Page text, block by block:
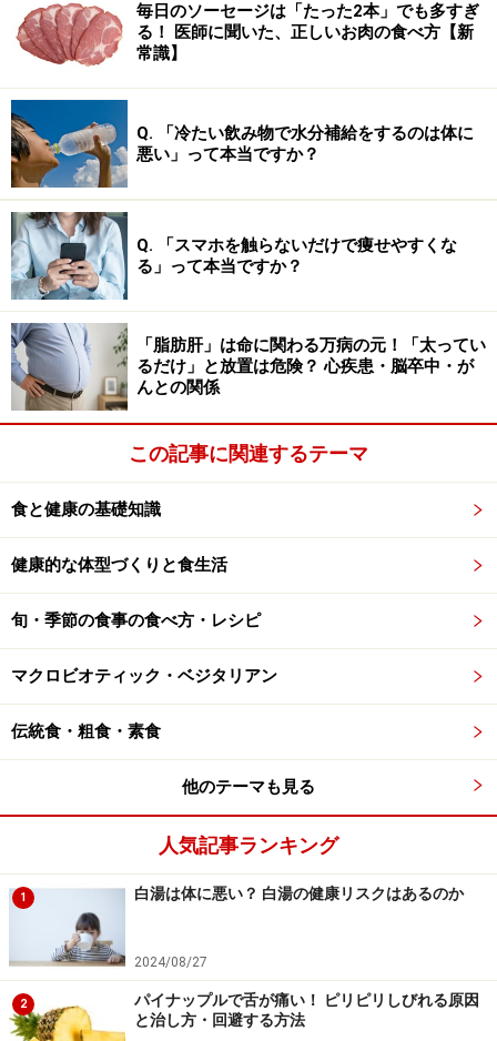
ダミド」という物質が含まれていることを報告しました
（Nature 382：677–678, 1996）。
ある物質です。大麻成分のTHCは、脳に分布するカンナ
ビノイド受容体に作用することによって、精神作用を示
すのですが、「外来性のTHCに対して受容体が私たちの
体内に用意されているのはおかしい。もしかしたら、
THCのような作用を示す物質がもともと私たちの体内に
存在しているのではないか」と考えた研究者たちが探し
求めた結果、脳内に「アナンダミド」が見つかったので
す。体内に豊富に存在するアラキドン酸という脂肪酸に
エタノールアミンが結合した化合物で、サンスクリット
語（梵語）で「歓喜」を意味する「アーナンダ」に「ア
ミド」を合わせて、「アナンダミド」と名付けられまし
た。
大麻のTHCと同じように脳のカンナビノイド受容体に作
用する物質がチョコレートにも含まれていたわけですか
ら、「チョコレートには大麻のような作用があるのでは
あるのではないか」と話題になりました。はたして、本
当なのでしょうか。
「チョコレートには大麻のような作用があ
る」はウソ
アにアナンダミドが含まれるのは事実です。報告による
と「1gのチョコレートに0.05～57μgくらいのアナンダミ
ドが含まれている」そうなので、板チョコ1枚（だいた
い50g）で2.5～2800μgになります。体重50kgの成人男
性の血液量は4リットルくらいですから、板チョコ1枚の
毎日のソーセージは「たった2本」でも多すぎ
る！ 医師に聞いた、正しいお肉の食べ方【新
常識】
Q. 「冷たい飲み物で水分補給をするのは体に
悪い」って本当ですか？
Q. 「スマホを触らないだけで痩せやすくな
る」って本当ですか？
「脂肪肝」は命に関わる万病の元！「太ってい
るだけ」と放置は危険？ 心疾患・脳卒中・が
んとの関係
この記事に関連するテーマ
食と健康の基礎知識
健康的な体型づくりと食生活
旬・季節の食事の食べ方・レシピ
マクロビオティック・ベジタリアン
伝統食・粗食・素食
他のテーマも見る
人気記事ランキング
1 白湯は体に悪い？ 白湯の健康リスクはあるのか
2024/08/27
2
パイナップルで舌が痛い！ ピリピリしびれる原因
と治し方・回避する方法